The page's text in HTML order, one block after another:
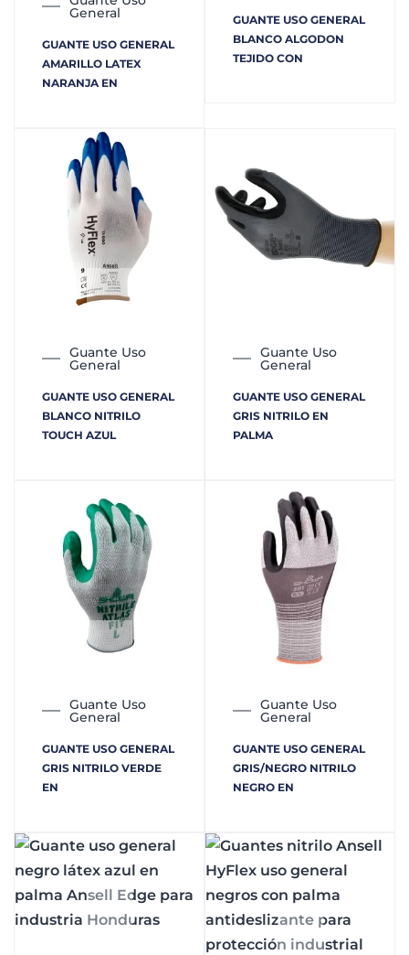
General
GUANTE USO GENERAL
AMARILLO LATEX
NARANJA EN
GUANTE USO GENERAL
BLANCO ALGODON
TEJIDO CON
Guante Uso
General
GUANTE USO GENERAL
BLANCO NITRILO
TOUCH AZUL
Guante Uso
General
GUANTE USO GENERAL
GRIS NITRILO EN
PALMA
Guante Uso
General
GUANTE USO GENERAL
GRIS NITRILO VERDE
EN
Guante Uso
General
GUANTE USO GENERAL
GRIS/NEGRO NITRILO
NEGRO EN